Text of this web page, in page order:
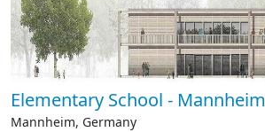
Elementary School - Mannheim
Mannheim, Germany